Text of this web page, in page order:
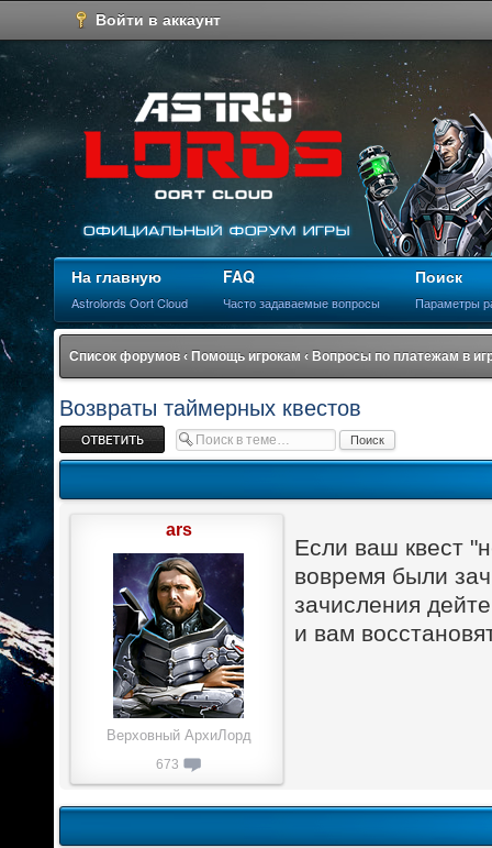
Войти в аккаунт
На главную
Astrolords Oort Cloud
FAQ
Часто задаваемые вопросы
Поиск
Параметры
Список форумов ‹ Помощь игрокам ‹ Вопросы по платежам в
Возвраты таймерных квестов
Ответить
Если ваш квест
вовремя были
зачисления
и вам
ars
Верховный АрхиЛорд
673